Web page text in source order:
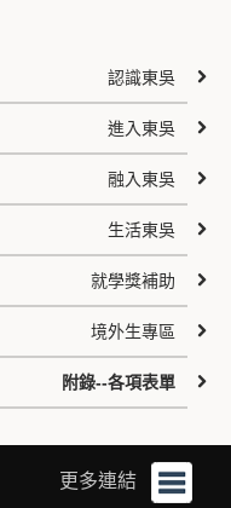
認識東吳
進入東吳
融入東吳
生活東吳
就學獎補助
境外生專區
附錄--各項表單
更多連結